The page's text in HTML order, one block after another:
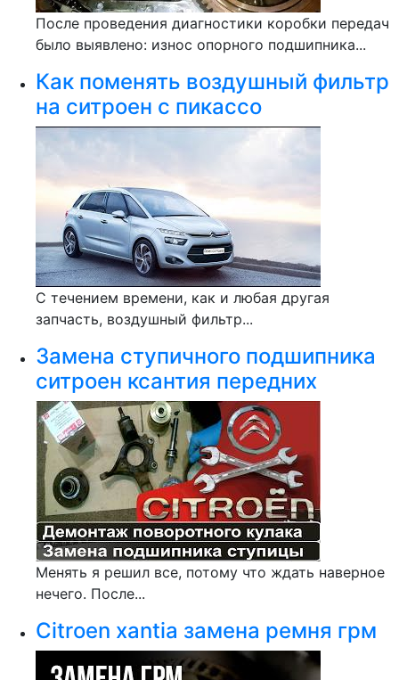
После проведения диагностики коробки передач
было выявлено: износ опорного подшипника...
Как поменять воздушный фильтр
на ситроен с пикассо
С течением времени, как и любая другая
запчасть, воздушный фильтр...
Замена ступичного подшипника
ситроен ксантия передних
Менять я решил все, потому что ждать наверное
нечего. После...
Citroen xantia замена ремня грм